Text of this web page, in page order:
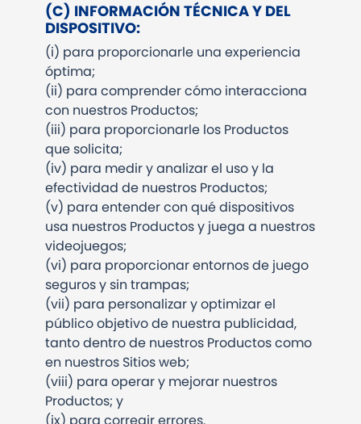
(C) INFORMACIÓN TÉCNICA Y DEL
DISPOSITIVO:
(i) para proporcionarle una experiencia
óptima;
(ii) para comprender cómo interacciona
con nuestros Productos;
(iii) para proporcionarle los Productos
que solicita;
(iv) para medir y analizar el uso y la
efectividad de nuestros Productos;
(v) para entender con qué dispositivos
usa nuestros Productos y juega a nuestros
videojuegos;
(vi) para proporcionar entornos de juego
seguros y sin trampas;
(vii) para personalizar y optimizar el
público objetivo de nuestra publicidad,
tanto dentro de nuestros Productos como
en nuestros Sitios web;
(viii) para operar y mejorar nuestros
Productos; y